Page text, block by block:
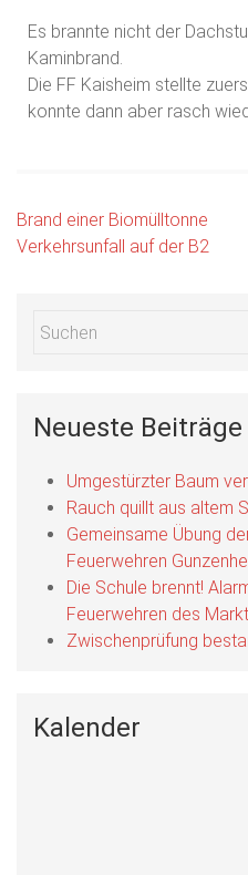
Es brannte nicht der
Kaminbrand.
Die FF Kaisheim stellte
konnte dann aber rasch
Brand einer Biomülltonne
Verkehrsunfall auf der B2
Neueste Beiträge
Umgestürzter Baum
Rauch quillt aus altem
Gemeinsame Übung
Feuerwehren
Die Schule brennt!
Feuerwehren des
Zwischenprüfung
Kalender